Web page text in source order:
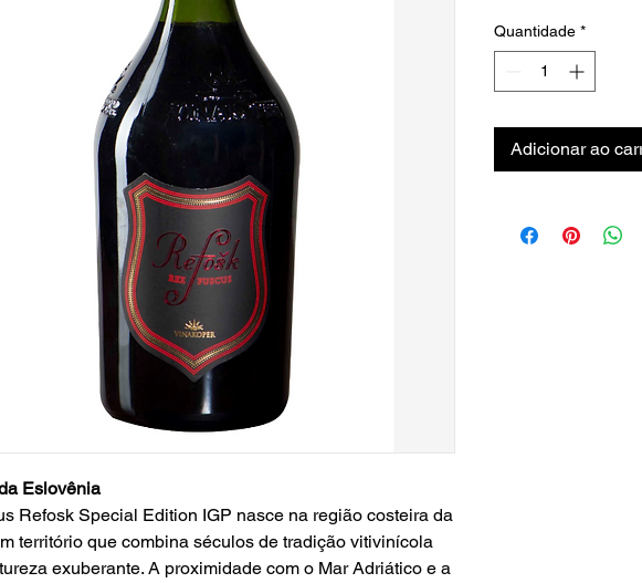
Eslovênia
Refosk Special Edition IGP nasce na região costeira da
território que combina séculos de tradição vitivinícola
exuberante. A proximidade com o Mar Adriático e a
Quantidade *
Adicionar ao